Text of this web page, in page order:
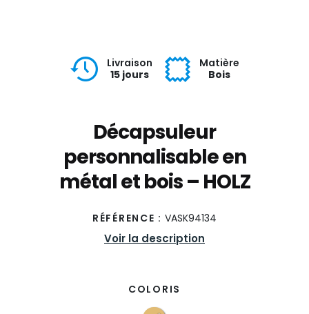
Livraison
15 jours
Matière
Bois
Décapsuleur
personnalisable en
métal et bois – HOLZ
RÉFÉRENCE : VASK94134
Voir la description
COLORIS